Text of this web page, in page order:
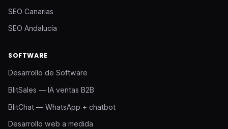
SEO Canarias
SEO Andalucía
SOFTWARE
Desarrollo de Software
BlitSales — IA ventas B2B
BlitChat — WhatsApp + chatbot
Desarrollo web a medida